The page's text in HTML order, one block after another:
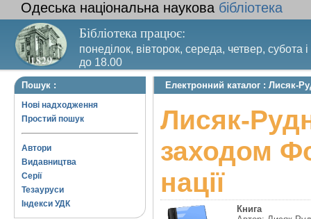
Одеська національна наукова бібліотека
Бібліотека працює:
понеділок, вівторок, середа, четвер, субота
до 18.00
Вихідний день – п’ятниця. Останній четвер
Пошук :
Нові надходження
Простий пошук
Автори
Видавництва
Серії
Тезауруси
Індекси УДК
Електронний каталог : Лисяк-
Лисяк-
заходом
нації
Книга